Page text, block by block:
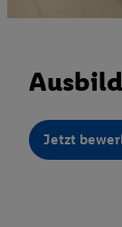
Jetzt